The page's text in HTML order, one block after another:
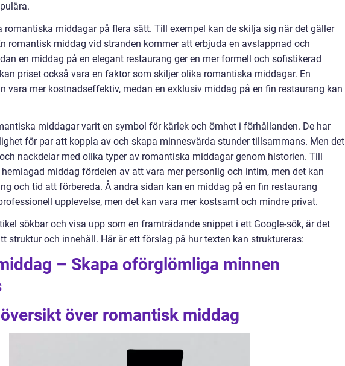
romantiska middagar på flera sätt. Till exempel kan de skilja sig när det gäller
romantisk middag vid stranden kommer att erbjuda en avslappnad och
en middag på en elegant restaurang ger en mer formell och sofistikerad
priset också vara en faktor som skiljer olika romantiska middagar. En
vara mer kostnadseffektiv, medan en exklusiv middag på en fin restaurang kan
middagar varit en symbol för kärlek och ömhet i förhållanden. De har
för par att koppla av och skapa minnesvärda stunder tillsammans. Men det
nackdelar med olika typer av romantiska middagar genom historien. Till
middag fördelen av att vara mer personlig och intim, men det kan
och tid att förbereda. Å andra sidan kan en middag på en fin restaurang
upplevelse, men det kan vara mer kostsamt och mindre privat.
sökbar och visa upp som en framträdande snippet i ett Google-sök, är det
struktur och innehåll. Här är ett förslag på hur texten kan struktureras:
– Skapa oförglömliga minnen
över romantisk middag